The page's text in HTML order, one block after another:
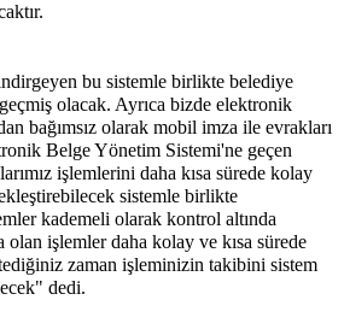
bu sistemle birlikte belediye
olacak. Ayrıca bizde elektronik
bağımsız olarak mobil imza ile evrakları
Belge Yönetim Sistemi'ne geçen
işlemlerini daha kısa sürede kolay
sistemle birlikte
kademeli olarak kontrol altında
işlemler daha kolay ve kısa sürede
zaman işleminizin takibini sistem
dedi.